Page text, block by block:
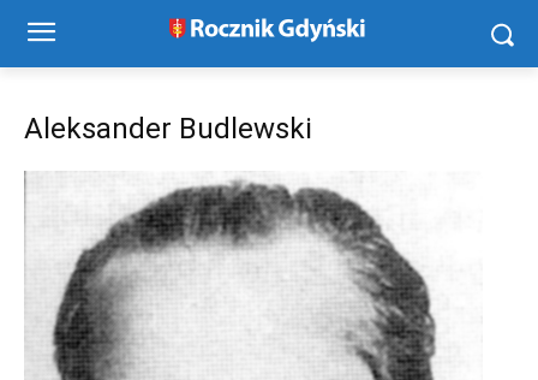
Aleksander Budlewski